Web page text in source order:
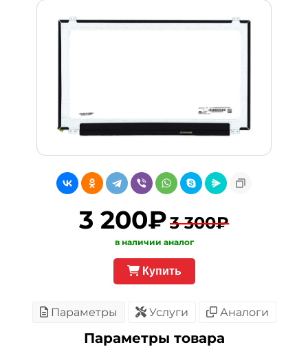
3 200₽3 300₽
в наличии аналог
Купить
Параметры Услуги Аналоги
Параметры товара